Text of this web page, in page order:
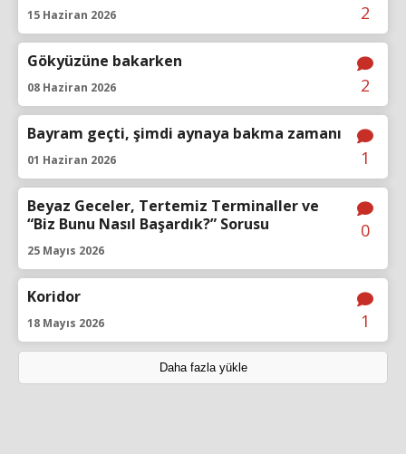
15 Haziran 2026 2
Gökyüzüne bakarken
08 Haziran 2026 2
Bayram geçti, şimdi aynaya bakma zamanı
01 Haziran 2026 1
Beyaz Geceler, Tertemiz Terminaller ve
“Biz Bunu Nasıl Başardık?” Sorusu
25 Mayıs 2026
0
Koridor
18 Mayıs 2026 1
Daha fazla yükle